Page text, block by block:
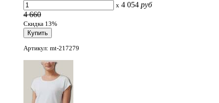
x 4 054 руб
4 660
Скидка 13%
Артикул: mt-217279